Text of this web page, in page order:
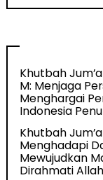
Khutbah
M: Menjaga
Menghargai
Indonesia
Khutbah
Menghadapi
Mewujudkan
Dirahmati Allah